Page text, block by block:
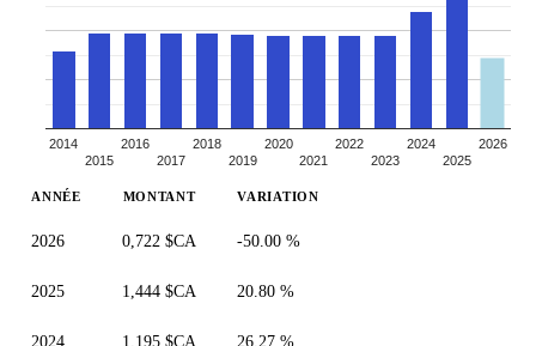
2014
2015
2016
2017
2018
2019
2020
2021
2022
2023
2024
2025
2026
ANNÉE MONTANT VARIATION
2026 0,722 $CA -50.00 %
2025 1,444 $CA 20.80 %
2024 1,195 $CA 26.27 %